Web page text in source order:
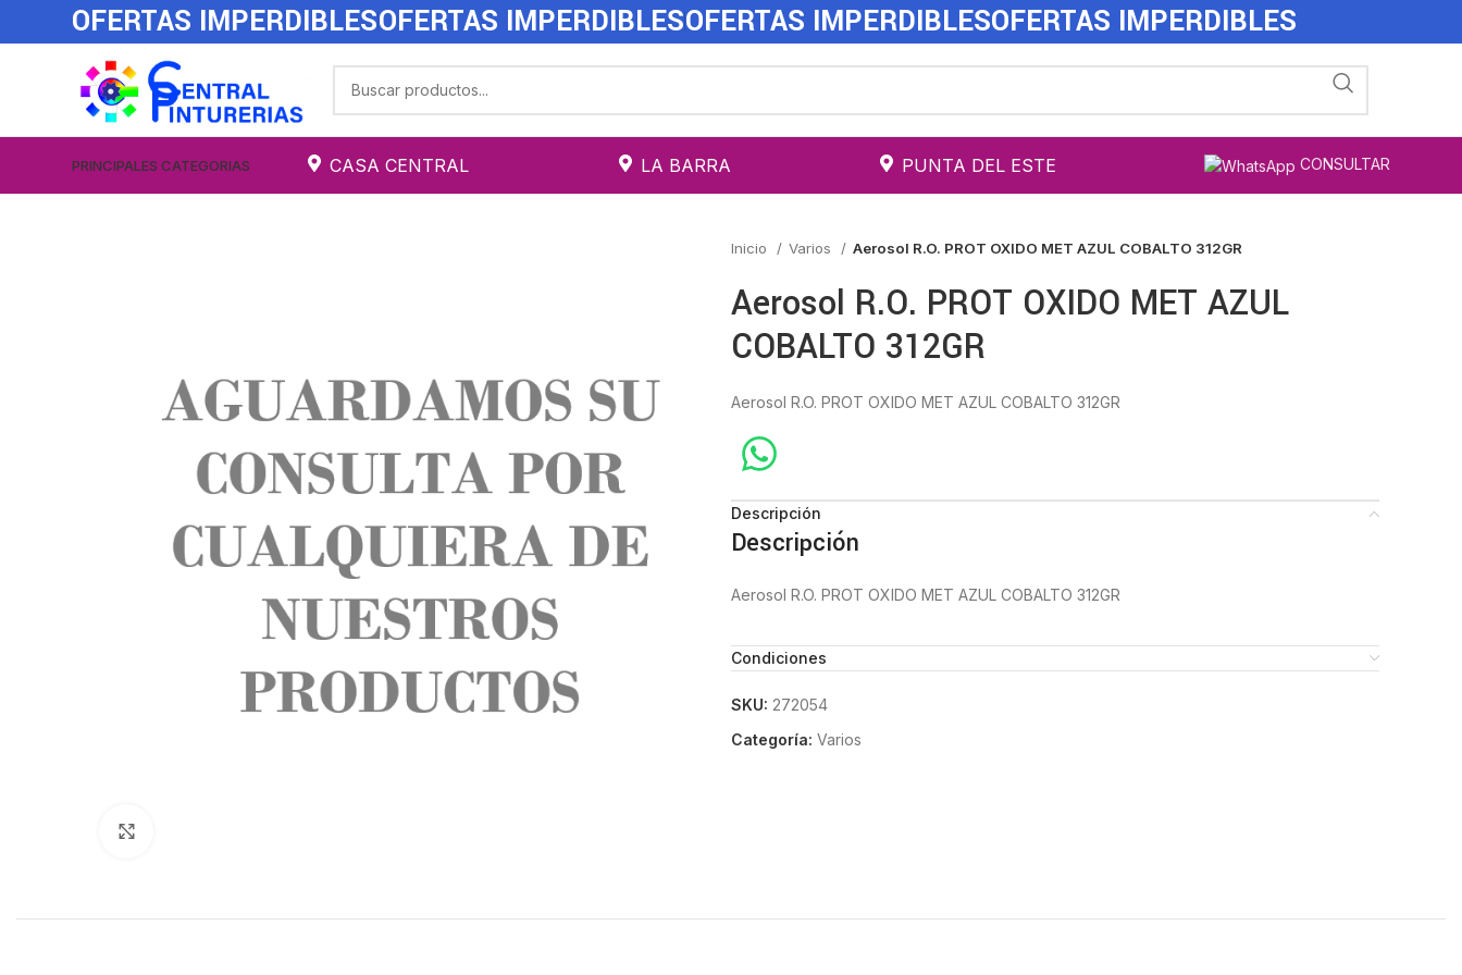
OFERTAS IMPERDIBLESOFERTAS IMPERDIBLESOFERTAS IMPERDIBLESOFERTAS IMPERDIBLES
PRINCIPALES CATEGORIAS CASA CENTRAL LA BARRA PUNTA DEL ESTE CONSULTAR
Inicio Varios Aerosol R.O. PROT OXIDO MET AZUL COBALTO 312GR
Aerosol R.O. PROT OXIDO MET AZUL
COBALTO 312GR
Aerosol R.O. PROT OXIDO MET AZUL COBALTO 312GR
Descripción
Descripción
Aerosol R.O. PROT OXIDO MET AZUL COBALTO 312GR
Condiciones
SKU: 272054
Categoría: Varios